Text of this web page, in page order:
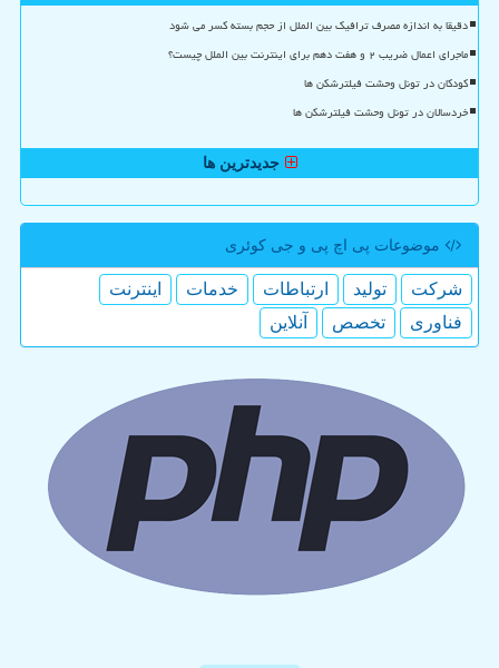
دقیقا به اندازه مصرف ترافیک بین الملل از حجم بسته کسر می شود
ماجرای اعمال ضریب ۲ و هفت دهم برای اینترنت بین الملل چیست؟
کودکان در تونل وحشت فیلترشکن ها
خردسالان در تونل وحشت فیلترشکن ها
جدیدترین ها
موضوعات پی اچ پی و جی كوئری
شركت تولید ارتباطات خدمات
اینترنت
فناوری
تخصص آنلاین